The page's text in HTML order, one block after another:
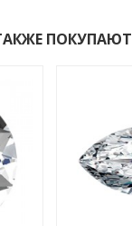
ПОКУПАЮТ